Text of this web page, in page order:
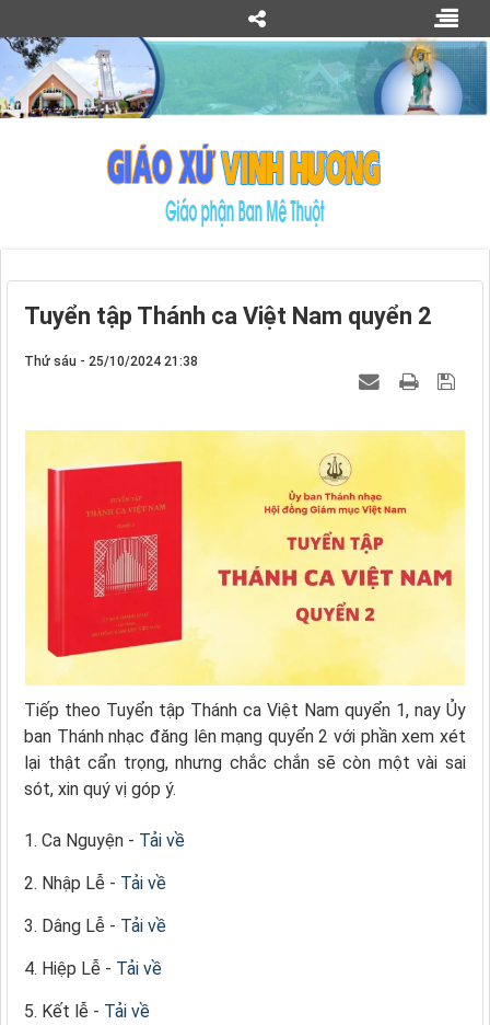
Tuyển tập Thánh ca Việt Nam quyển 2
Thứ sáu - 25/10/2024 21:38
Tiếp theo Tuyển tập Thánh ca Việt Nam quyển 1, nay Ủy
ban Thánh nhạc đăng lên mạng quyển 2 với phần xem xét
lại thật cẩn trọng, nhưng chắc chắn sẽ còn một vài sai
sót, xin quý vị góp ý.
1. Ca Nguyện - Tải về
2. Nhập Lễ - Tải về
3. Dâng Lễ - Tải về
4. Hiệp Lễ - Tải về
5. Kết lễ - Tải về